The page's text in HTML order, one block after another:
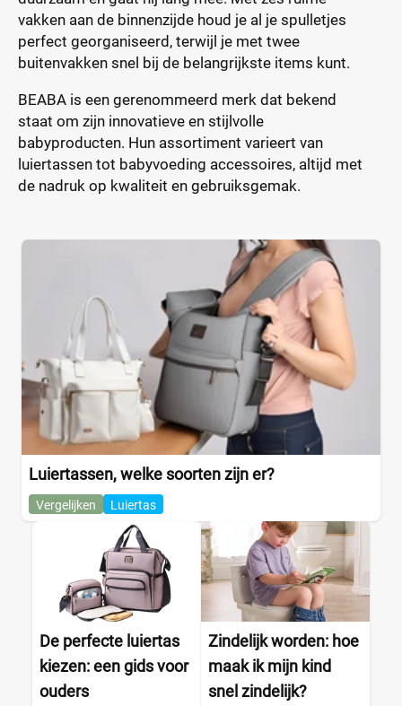
vakken aan de binnenzijde houd je al je spulletjes
perfect georganiseerd, terwijl je met twee
buitenvakken snel bij de belangrijkste items kunt.
BEABA is een gerenommeerd merk dat bekend
staat om zijn innovatieve en stijlvolle
babyproducten. Hun assortiment varieert van
luiertassen tot babyvoeding accessoires, altijd met
de nadruk op kwaliteit en gebruiksgemak.
Luiertassen, welke soorten zijn er?
Vergelijken Luiertas
De perfecte luiertas
kiezen: een gids voor
ouders
Zindelijk worden: hoe
maak ik mijn kind
snel zindelijk?